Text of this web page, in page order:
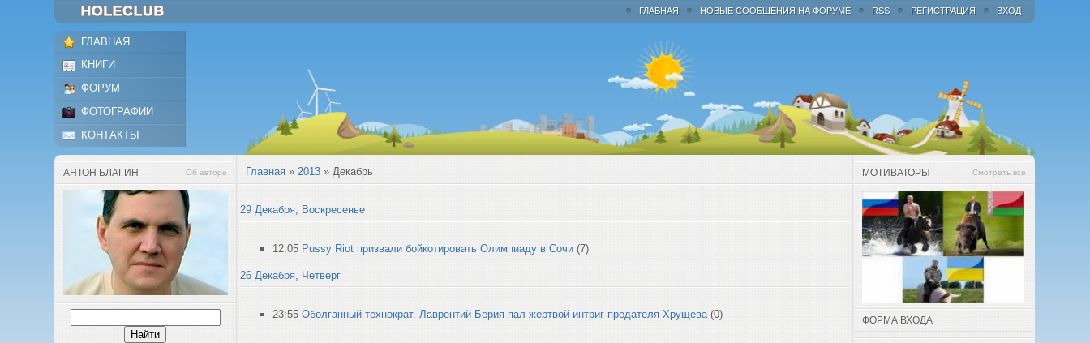
ВХОД
РЕГИСТРАЦИЯ
RSS
НОВЫЕ СООБЩЕНИЯ НА ФОРУМЕ
ГЛАВНАЯ
ГЛАВНАЯ
КНИГИ
ФОРУМ
ФОТОГРАФИИ
КОНТАКТЫ
АНТОН БЛАГИН Об авторе Главная »2013 » Декабрь
29 Декабря, Воскресенье
12:05 Pussy Riot призвали бойкотировать Олимпиаду в Сочи (7)
26 Декабря, Четверг
23:55 Оболганный технократ. Лаврентий Берия пал жертвой интриг предателя Хрущева (0)
МОТИВАТОРЫ Смотреть все
ФОРМА ВХОДА